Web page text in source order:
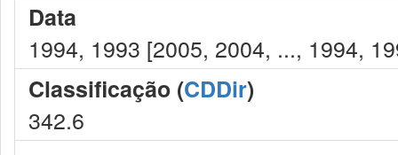
Data
1994, 1993 [2005, 2004, ..., 1994,
Classificação (CDDir)
342.6